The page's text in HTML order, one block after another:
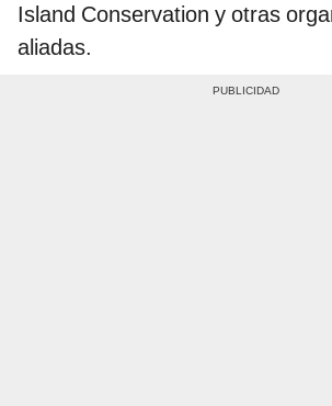
Island Conservation y otras
aliadas.